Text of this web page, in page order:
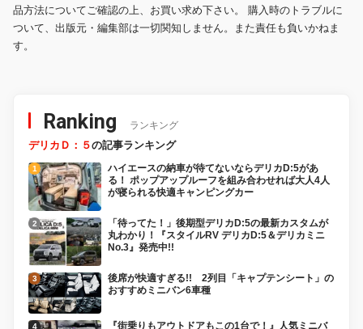
品方法についてご確認の上、お買い求め下さい。 購入時のトラブルに
ついて、出版元・編集部は一切関知しません。また責任も負いかねま
す。
Ranking ランキング
デリカＤ：５の記事ランキング
ハイエースの納車が待てないならデリカD:5があ
る！ ポップアップルーフを組み合わせれば大人4人
が寝られる快適キャンピングカー
「待ってた！」後期型デリカD:5の最新カスタムが
丸わかり！『スタイルRV デリカD:5＆デリカミニ
No.3』発売中!!
後席が快適すぎる!! 2列目「キャプテンシート」の
おすすめミニバン6車種
『街乗りもアウトドアもこの1台で！』人気ミニバ